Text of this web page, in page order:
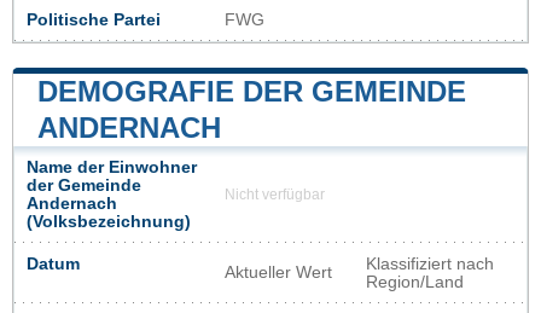
Politische Partei FWG
DEMOGRAFIE DER GEMEINDE
ANDERNACH
Name der Einwohner
der Gemeinde
Andernach
(Volksbezeichnung)
Nicht verfügbar
Datum Aktueller Wert
Klassifiziert nach
Region/Land